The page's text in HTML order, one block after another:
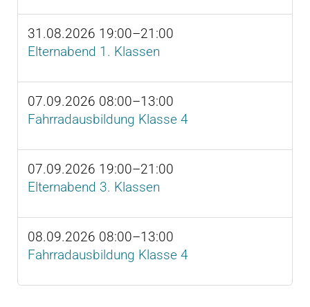
31.08.2026 19:00–21:00
Elternabend 1. Klassen
07.09.2026 08:00–13:00
Fahrradausbildung Klasse 4
07.09.2026 19:00–21:00
Elternabend 3. Klassen
08.09.2026 08:00–13:00
Fahrradausbildung Klasse 4